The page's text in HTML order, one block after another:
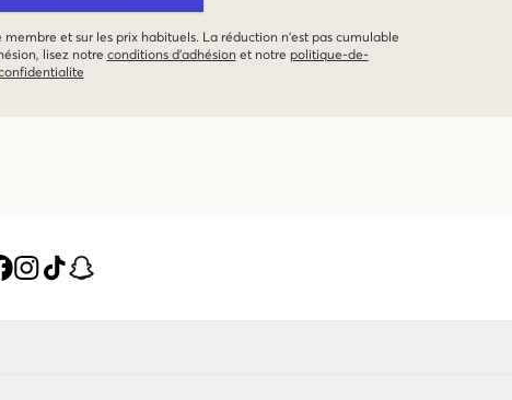
et sur les prix habituels. La réduction n'est pas cumulable
lisez notre conditions d'adhésion et notre politique-de-